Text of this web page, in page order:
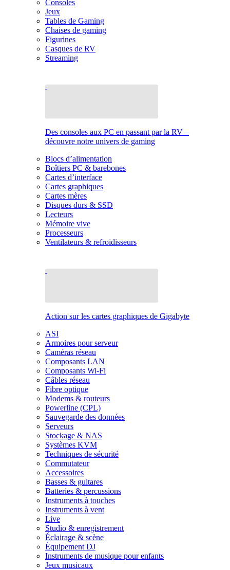
Consoles
Jeux
Tables de Gaming
Chaises de gaming
Figurines
Casques de RV
Streaming
Des consoles aux PC en passant par la RV –
découvre notre univers de gaming
Blocs d’alimentation
Boîtiers PC & barebones
Cartes d’interface
Cartes graphiques
Cartes mères
Disques durs & SSD
Lecteurs
Mémoire vive
Processeurs
Ventilateurs & refroidisseurs
Action sur les cartes graphiques de Gigabyte
ASI
Armoires pour serveur
Caméras réseau
Composants LAN
Composants Wi-Fi
Câbles réseau
Fibre optique
Modems & routeurs
Powerline (CPL)
Sauvegarde des données
Serveurs
Stockage & NAS
Systèmes KVM
Techniques de sécurité
Commutateur
Accessoires
Basses & guitares
Batteries & percussions
Instruments à touches
Instruments à vent
Live
Studio & enregistrement
Éclairage & scène
Équipement DJ
Instruments de musique pour enfants
Jeux musicaux